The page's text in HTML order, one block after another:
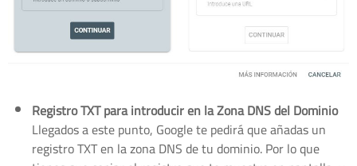
Registro TXT para introducir en la Zona DNS del Dominio
Llegados a este punto, Google te pedirá que añadas un
registro TXT en la zona DNS de tu dominio. Por lo que